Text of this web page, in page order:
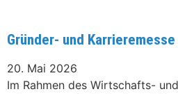
Gründer- und Karrieremesse
20. Mai 2026
Im Rahmen des Wirtschafts-